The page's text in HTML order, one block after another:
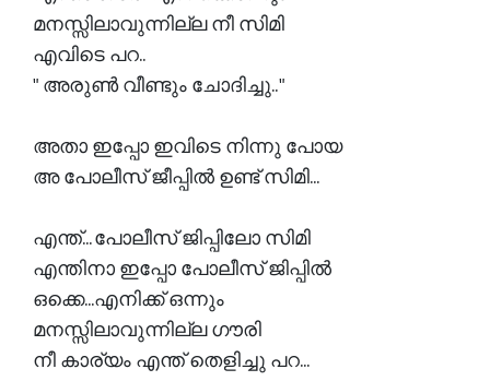
മനസ്സിലാവുന്നില്ല നീ സിമി
എവിടെ പറ..
" അരുൺ വീണ്ടും ചോദിച്ചു.. "
അതാ ഇപ്പോ ഇവിടെ നിന്നു പോയ
അ പോലീസ് ജീപ്പിൽ ഉണ്ട് സിമി...
എന്ത്‌... പോലീസ് ജിപ്പിലോ സിമി
എന്തിനാ ഇപ്പോ പോലീസ് ജിപ്പിൽ
ഒക്കെ...എനിക്ക് ഒന്നും
മനസ്സിലാവുന്നില്ല ഗൗരി
നീ കാര്യം എന്ത് തെളിച്ചു പറ...